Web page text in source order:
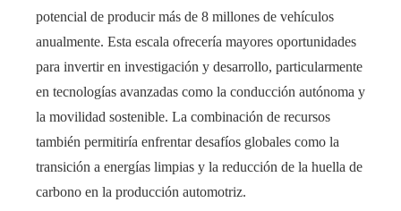
potencial de producir más de 8 millones de vehículos
anualmente. Esta escala ofrecería mayores oportunidades
para invertir en investigación y desarrollo, particularmente
en tecnologías avanzadas como la conducción autónoma y
la movilidad sostenible. La combinación de recursos
también permitiría enfrentar desafíos globales como la
transición a energías limpias y la reducción de la huella de
carbono en la producción automotriz.